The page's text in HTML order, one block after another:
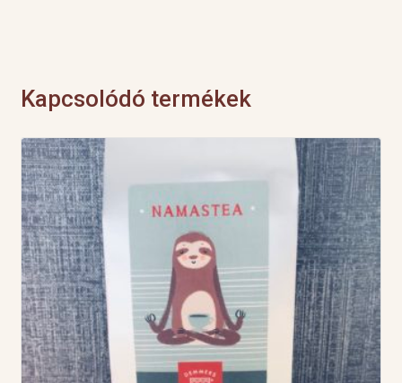
Kapcsolódó termékek